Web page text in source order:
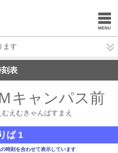
ます
刻表
キャンパス前
えむきゃんぱすまえ
ば 1
時刻を合わせて表示しています